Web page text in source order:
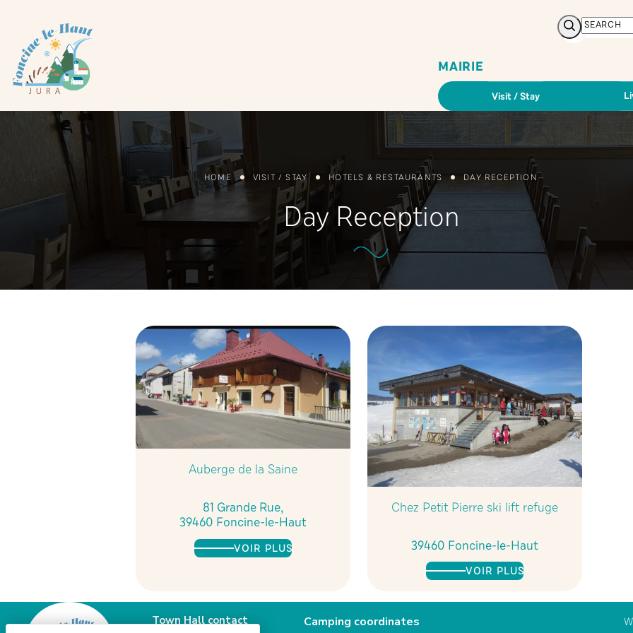
Search
MAIRIE
Visit / Stay
HOME VISIT / STAY HOTELS & RESTAURANTS DAY RECEPTION
Day Reception
Auberge de la Saine
81 Grande Rue,
39460 Foncine-le-Haut
VOIR PLUS
Chez Petit Pierre ski lift refuge
39460 Foncine-le-Haut
VOIR PLUS
Town Hall contact
Camping coordinates